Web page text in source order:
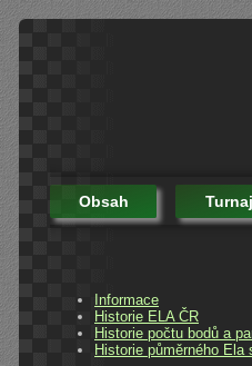
Obsah Turnaj
Informace
Historie ELA ČR
Historie počtu bodů a
Historie půměrného Ela